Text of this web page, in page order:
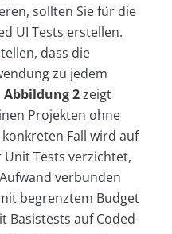
sollten Sie für die
UI Tests erstellen.
dass die
zu jedem
Abbildung 2zeigt
Projekten ohne
Fall wird auf
Tests verzichtet,
verbunden
begrenztem Budget
Basistests auf Coded-